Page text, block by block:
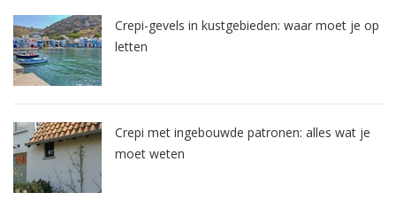
Crepi-gevels in kustgebieden: waar moet je op
letten
Crepi met ingebouwde patronen: alles wat je
moet weten